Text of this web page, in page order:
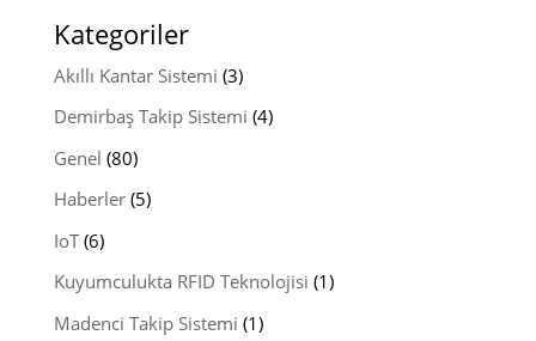
Kategoriler
Akıllı Kantar Sistemi (3)
Demirbaş Takip Sistemi (4)
Genel (80)
Haberler(5)
IoT(6)
Kuyumculukta RFID Teknolojisi (1)
Madenci Takip Sistemi (1)